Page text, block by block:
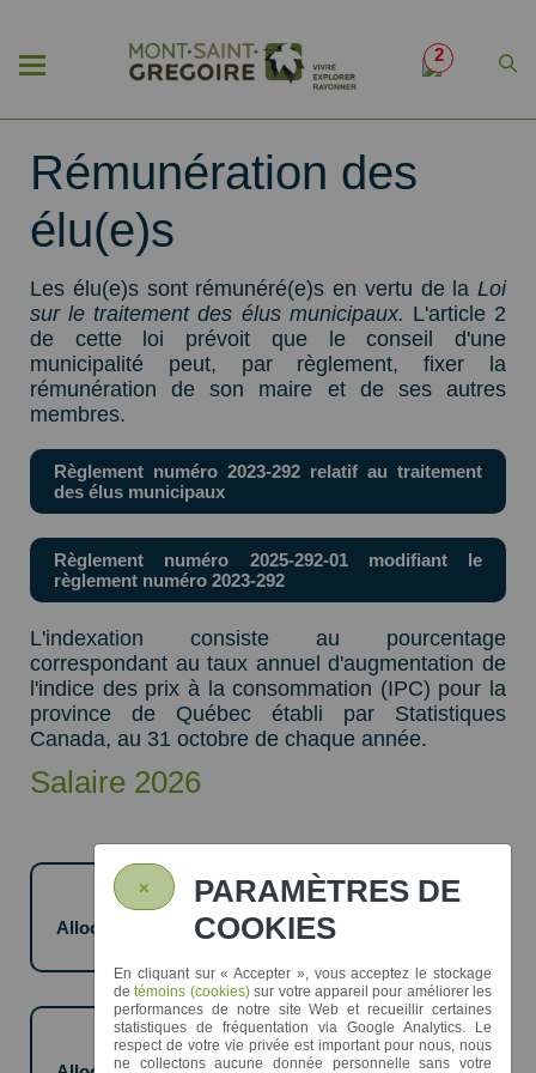
2
Rémunération des
élu(e)s
Les élu(e)s sont rémunéré(e)s en vertu de la Loi
sur le traitement des élus municipaux. L'article 2
de cette loi prévoit que le conseil d'une
municipalité peut, par règlement, fixer la
rémunération de son maire et de ses autres
membres.
Règlement numéro 2023-292 relatif au traitement
des élus municipaux
Règlement numéro 2025-292-01 modifiant le
règlement numéro 2023-292
L'indexation consiste au pourcentage
correspondant au taux annuel d'augmentation de
l'indice des prix à la consommation (IPC) pour la
province de Québec établi par Statistiques
Canada, au 31 octobre de chaque année.
Salaire 2026
Mairesse
Salaire annuel : 23 433,00 $
Allocation de dépenses : 11 716,38 $
Conseiller(ère)s
Salaire annuel : 7 810,84 $
×
PARAMÈTRES DE
COOKIES
En cliquant sur« Accepter », vous acceptez le stockage
detémoins (cookies)sur votre appareil pour améliorer les
performances de notre site Web et recueillir certaines
statistiques de fréquentation via Google Analytics. Le
respect de votre vie privée est important pour nous, nous
ne collectons aucune donnée personnelle sans votre